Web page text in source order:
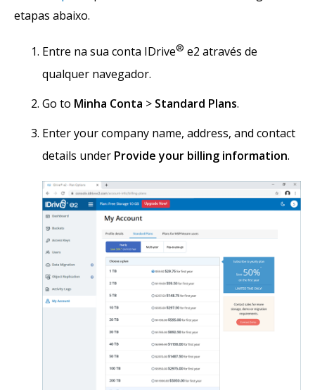
etapas abaixo.
Entre na sua conta IDrive® e2 através de
qualquer navegador.
Go to Minha Conta > Standard Plans.
Enter your company name, address, and contact
details under Provide your billing information.